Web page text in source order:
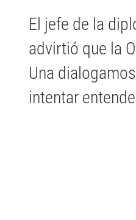
El jefe de la
advirtió que la
Una
intentar